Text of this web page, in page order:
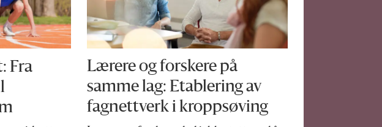
Fra
Lærere og forskere på
samme lag: Etablering av
fagnettverk i kroppsøving